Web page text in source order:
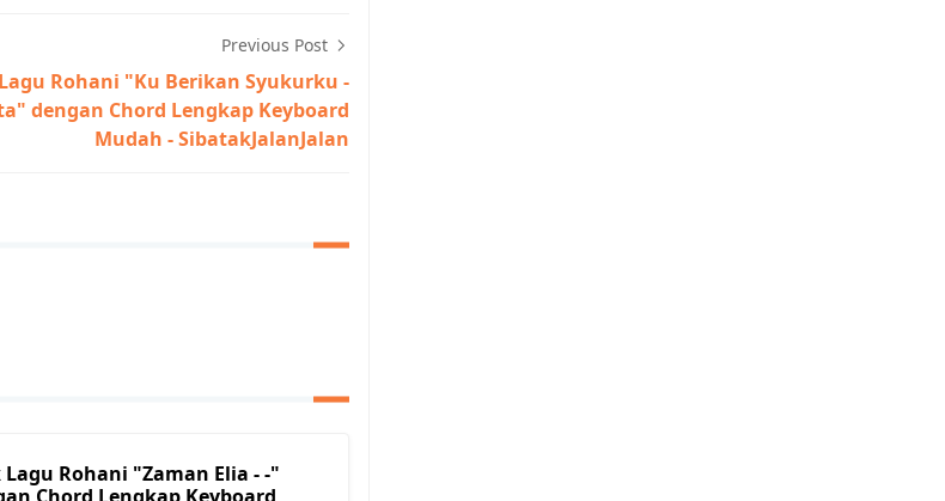
Previous Post
Lagu Rohani "Ku Berikan Syukurku -
dengan Chord Lengkap Keyboard
Mudah - SibatakJalanJalan
Rohani "Zaman Elia - -"